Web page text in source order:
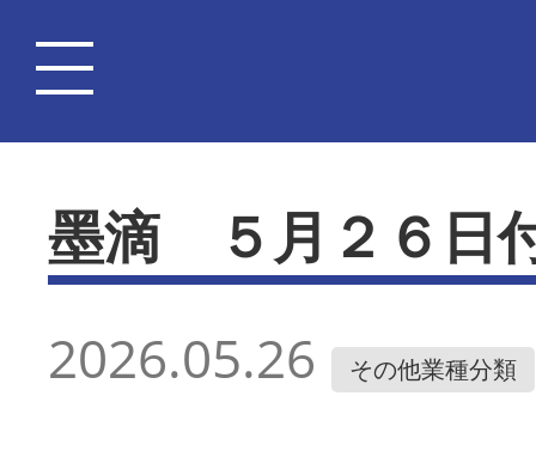
墨滴 ５月２６日
2026.05.26 その他業種分類